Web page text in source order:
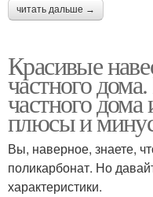
читать дальше →
Красивые
частного
частного дома
плюсы и
Вы, наверное, знаете,
поликарбонат. Но
характеристики.